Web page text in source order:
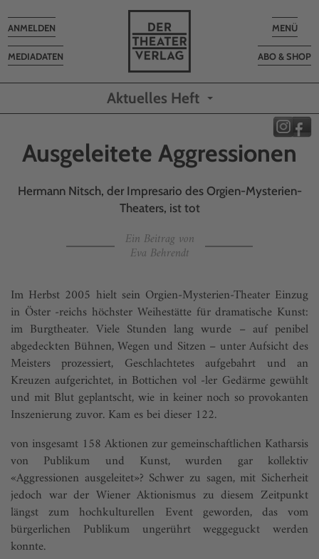
Toggle
MENÜ
ABO & SHOP
MEDIADATEN
Toggle
navigation
ANMELDEN
Aktuelles Heft
Ausgeleitete Aggressionen
Hermann Nitsch, der Impresario des Orgien-Mysterien-
Theaters, ist tot
Ein Beitrag von
Eva Behrendt
Im Herbst 2005 hielt sein Orgien-Mysterien-Theater Einzug
in Öster -reichs höchster Weihestätte für dramatische Kunst:
im Burgtheater. Viele Stunden lang wurde – auf penibel
abgedeckten Bühnen, Wegen und Sitzen – unter Aufsicht des
Meisters prozessiert, Geschlachtetes aufgebahrt und an
Kreuzen aufgerichtet, in Bottichen vol -ler Gedärme gewühlt
und mit Blut geplantscht, wie in keiner noch so provokanten
Inszenierung zuvor. Kam es bei dieser 122.
von insgesamt 158 Aktionen zur gemeinschaftlichen Katharsis
von Publikum und Kunst, wurden gar kollektiv
«Aggressionen ausgeleitet»? Schwer zu sagen, mit Sicherheit
jedoch war der Wiener Aktionismus zu diesem Zeitpunkt
längst zum hochkulturellen Event geworden, das vom
bürgerlichen Publikum ungerührt weggeguckt werden
konnte.